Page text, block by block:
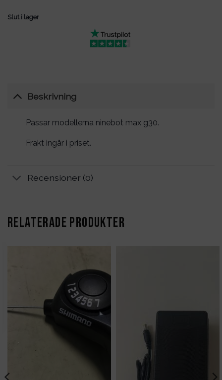
Slut i lager
Beskrivning
Passar modellerna ninebot max g30.
Frakt ingår i priset.
Recensioner (0)
RELATERADE PRODUKTER